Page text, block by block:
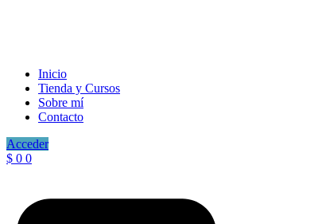
Inicio
Tienda y Cursos
Sobre mí
Contacto
Acceder
$ 0 0